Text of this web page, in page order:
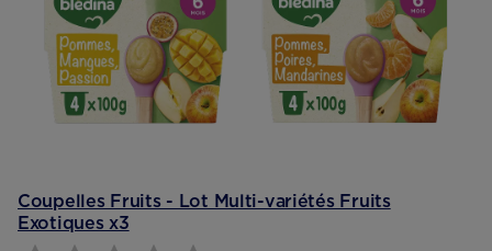
Coupelles Fruits - Lot Multi-variétés Fruits
Exotiques x3